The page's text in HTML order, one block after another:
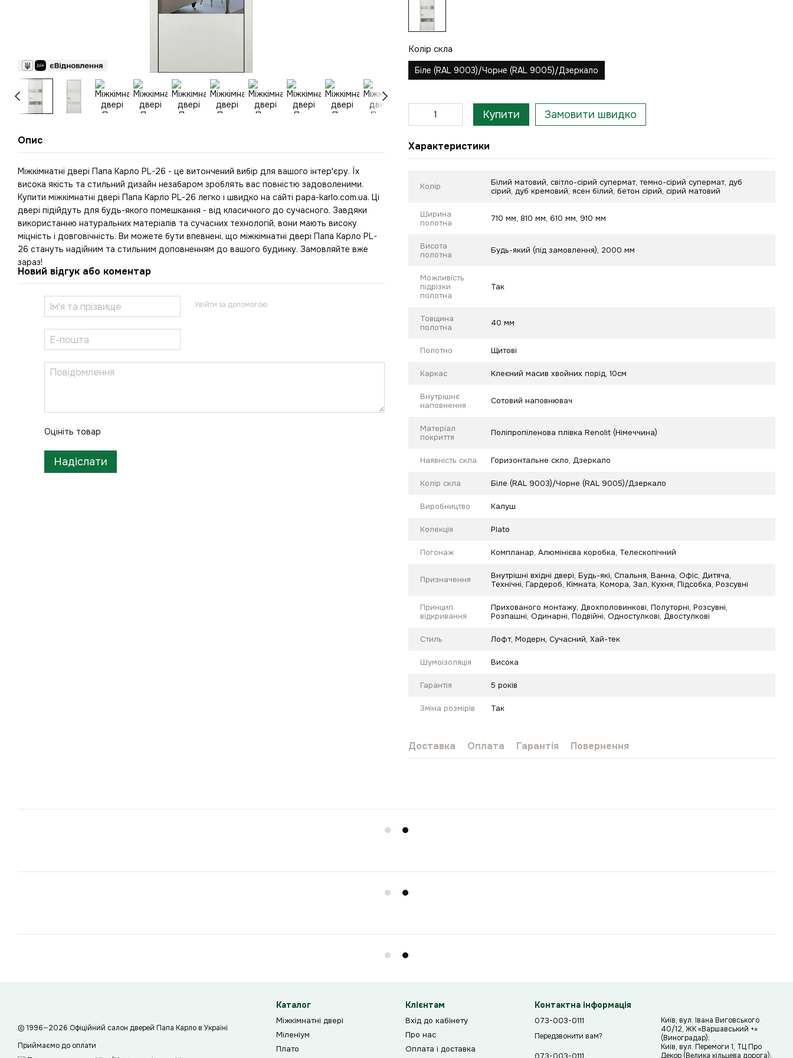
Опис
Міжкімнатні двері Папа Карло PL-26 - це витончений вибір для вашого інтер'єру. Їх
висока якість та стильний дизайн незабаром зроблять вас повністю задоволеними.
Купити міжкімнатні двері Папа Карло PL-26 легко і швидко на сайті papa-karlo.com.ua. Ці
двері підійдуть для будь-якого помешкання - від класичного до сучасного. Завдяки
використанню натуральних матеріалів та сучасних технологій, вони мають високу
міцність і довговічність. Ви можете бути впевнені, що міжкімнатні двері Папа Карло PL-
26 стануть надійним та стильним доповненням до вашого будинку. Замовляйте вже
зараз!
Новий відгук або коментар
Увійти за допомогою
Оцініть товар
Надіслати
Колір скла
Біле (RAL 9003)/Чорне (RAL 9005)/Дзеркало
Купити Замовити швидко
Характеристики
Колір
Білий матовий, світло-сірий супермат, темно-сірий супермат, дуб
сірий, дуб кремовий, ясен білий, бетон сірий, сірий матовий
Ширина
полотна
710 мм, 810 мм, 610 мм, 910 мм
Висота
полотна
Будь-який (під замовлення), 2000 мм
Можливість
підрізки
полотна
Так
Товщина
полотна
40 мм
Полотно Щитові
Каркас Клеєний масив хвойних порід, 10см
Внутрішнє
наповнення
Сотовий наповнювач
Матеріал
покриття
Поліпропіленова плівка Renolit (Німеччина)
Наявність скла Горизонтальне скло, Дзеркало
Колір скла Біле (RAL 9003)/Чорне (RAL 9005)/Дзеркало
Виробництво Калуш
Колекція Plato
Погонаж Компланар, Алюмінієва коробка, Телескопічний
Призначення
Внутрішні вхідні двері, Будь-які, Спальня, Ванна, Офіс, Дитяча,
Технічні, Гардероб, Кімната, Комора, Зал, Кухня, Підсобка, Розсувні
Принцип
відкривання
Прихованого монтажу, Двохполовинкові, Полуторні, Розсувні,
Розпашні, Одинарні, Подвійні, Одностулкові, Двостулкові
Стиль Лофт, Модерн, Сучасний, Хай-тек
Шумоізоляція Висока
Гарантія 5 років
Зміна розмірів Так
Доставка Оплата Гарантія Повернення
© 1996—2026 Офіційний салон дверей Папа Карло в Україні
Приймаємо до оплати
Каталог
Міжкімнатні двері
Міленіум
Плато
Клієнтам
Вхід до кабінету
Про нас
Оплата і доставка
Контактна інформація
073-003-0111
Передзвонити вам?
Київ, вул. Івана Виговського
40/12, ЖК «Варшавський +»
(Виноградар);
Київ, вул. Перемоги 1, ТЦ Про
Декор (Велика кільцева дорога);